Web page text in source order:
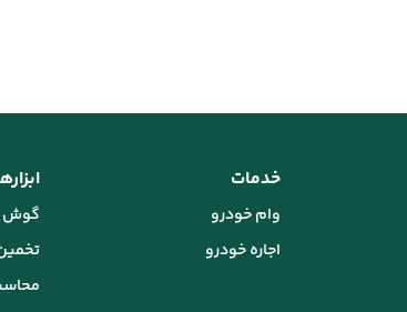
خدمات
وام خودرو
اجاره خودرو
گوش